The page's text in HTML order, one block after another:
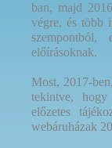
ban, majd
végre, és több
szempontból,
előírásoknak.
Most, 2017-
tekintve,
előzetes
webáruházak